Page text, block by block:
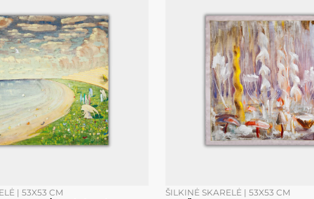
| 53X53 CM ŠILKINĖ SKARELĖ | 53X53 CM
Dar